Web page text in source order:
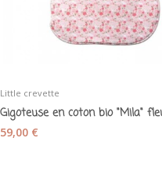
Little crevette
59,00 €